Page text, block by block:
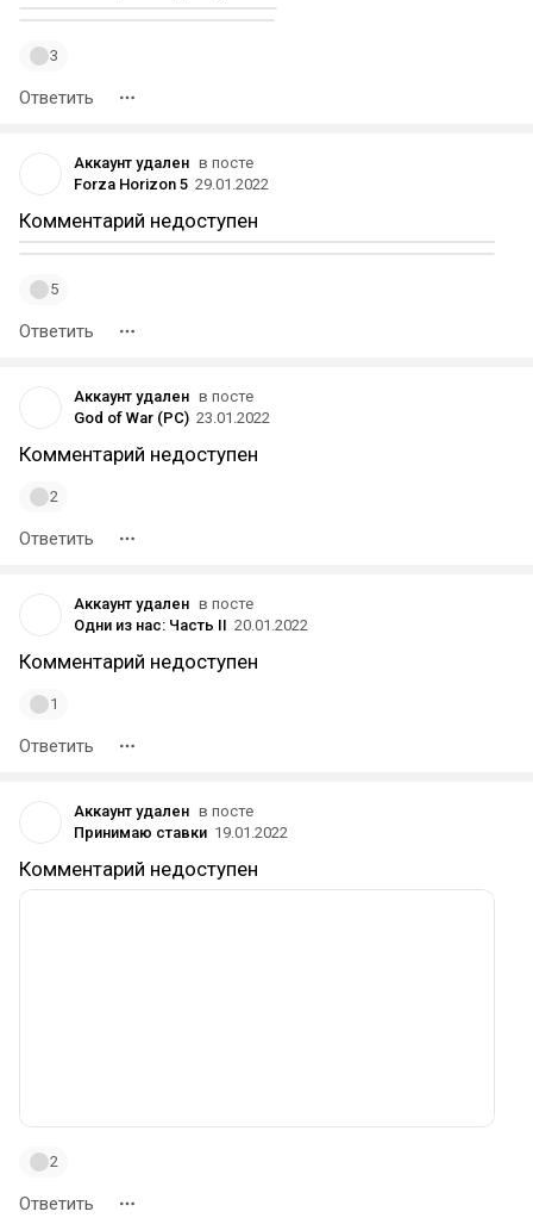
3
Ответить
Аккаунт удален в посте
Forza Horizon 5 29.01.2022
Комментарий недоступен
5
Ответить
Аккаунт удален в посте
God of War (PC) 23.01.2022
Комментарий недоступен
2
Ответить
Аккаунт удален в посте
Одни из нас: Часть II 20.01.2022
Комментарий недоступен
1
Ответить
Аккаунт удален в посте
Принимаю ставки 19.01.2022
Комментарий недоступен
2
Ответить